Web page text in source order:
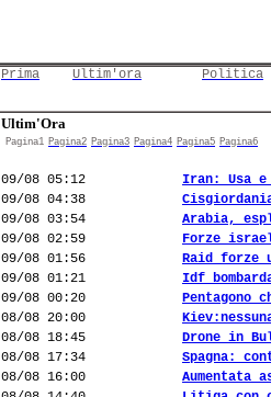
Prima Ultim'ora Politica
Ultim'Ora
Pagina1 Pagina2 Pagina3 Pagina4 Pagina5 Pagina6
09/08 05:12
Iran: Usa
09/08 04:38
09/08 03:54
Arabia,
09/08 02:59
Forze
09/08 01:56
Raid forze
09/08 01:21
Idf
09/08 00:20
Pentagono
08/08 20:00
08/08 18:45
Drone in
08/08 17:34
Spagna:
08/08 16:00
Aumentata